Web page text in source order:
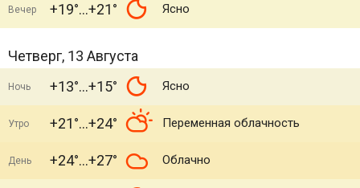
Вечер +19° +21° Ясно
Четверг, 13 Августа
Ночь +13° +15° Ясно
Утро +21° +24° Переменная облачность
День +24° +27° Облачно